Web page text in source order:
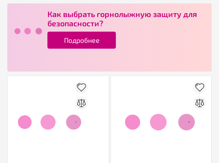
Как выбрать горнолыжную защиту для
безопасности?
Подробнее